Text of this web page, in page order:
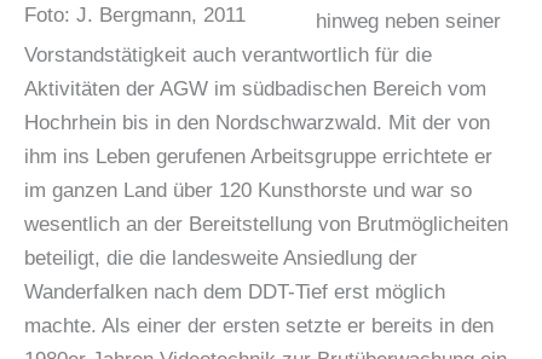
Foto: J. Bergmann, 2011
hinweg neben seiner
Vorstandstätigkeit auch verantwortlich für die
Aktivitäten der AGW im südbadischen Bereich vom
Hochrhein bis in den Nordschwarzwald. Mit der von
ihm ins Leben gerufenen Arbeitsgruppe errichtete er
im ganzen Land über 120 Kunsthorste und war so
wesentlich an der Bereitstellung von Brutmöglicheiten
beteiligt, die die landesweite Ansiedlung der
Wanderfalken nach dem DDT-Tief erst möglich
machte. Als einer der ersten setzte er bereits in den